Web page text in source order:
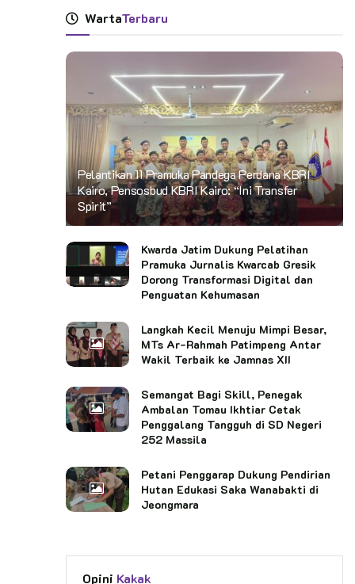
WartaTerbaru
Pelantikan 11 Pramuka Pandega Perdana KBRI
Kairo, Pensosbud KBRI Kairo: “Ini Transfer
Spirit”
Kwarda Jatim Dukung Pelatihan
Pramuka Jurnalis Kwarcab Gresik
Dorong Transformasi Digital dan
Penguatan Kehumasan
Langkah Kecil Menuju Mimpi Besar,
MTs Ar-Rahmah Patimpeng Antar
Wakil Terbaik ke Jamnas XII
Semangat Bagi Skill, Penegak
Ambalan Tomau Ikhtiar Cetak
Penggalang Tangguh di SD Negeri
252 Massila
Petani Penggarap Dukung Pendirian
Hutan Edukasi Saka Wanabakti di
Jeongmara
Opini Kakak